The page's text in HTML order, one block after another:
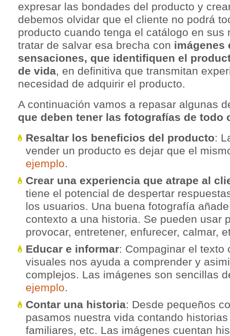
expresar las bondades del producto y
debemos olvidar que el cliente no podrá
producto cuando tenga el catálogo en sus
tratar de salvar esa brecha con imágenes
sensaciones, que identifiquen el
de vida, en definitiva que transmitan
necesidad de adquirir el producto.
A continuación vamos a repasar algunas
que deben tener las fotografías de todo
Resaltar los beneficios del producto:
vender un producto es dejar que el
ejemplo.
Crear una experiencia que atrape al
tiene el potencial de despertar
los usuarios. Una buena fotografía
contexto a una historia. Se pueden usar
provocar, entretener, enfurecer, calmar,
Educar e informar: Compaginar el texto
visuales nos ayuda a comprender y
complejos. Las imágenes son sencillas
ejemplo.
Contar una historia: Desde pequeños
pasamos nuestra vida contando
familiares, etc. Las imágenes cuentan